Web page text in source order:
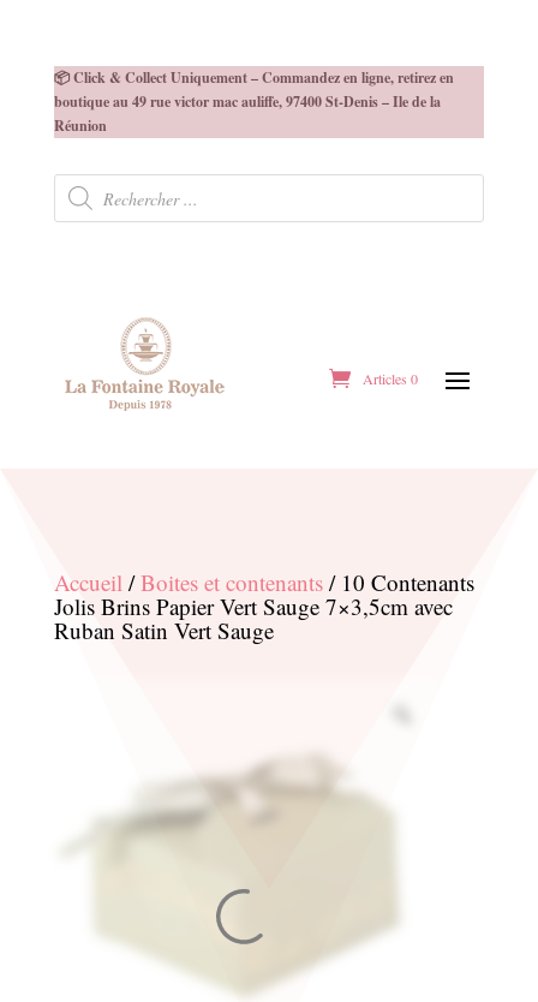
📦 Click & Collect Uniquement – Commandez en ligne, retirez en
boutique au 49 rue victor mac auliffe, 97400 St-Denis – Ile de la
Réunion
Recherche
produits
Articles 0
Accueil/Boites et contenants/ 10 Contenants
Jolis Brins Papier Vert Sauge 7×3,5cm avec
Ruban Satin Vert Sauge